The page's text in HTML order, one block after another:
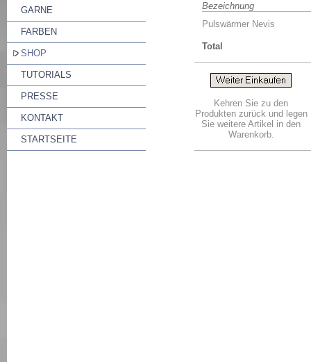
GARNE
FARBEN
SHOP
TUTORIALS
PRESSE
KONTAKT
STARTSEITE
Bezeichnung
Pulswärmer Nevis
Total
Kehren Sie zu den
Produkten zurück und legen
Sie weitere Artikel in den
Warenkorb.